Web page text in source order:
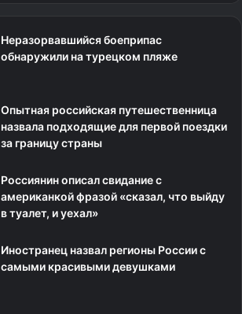
Неразорвавшийся боеприпас
обнаружили на турецком пляже
Опытная российская путешественница
назвала подходящие для первой поездки
за границу страны
Россиянин описал свидание с
американкой фразой «сказал, что выйду
в туалет, и уехал»
Иностранец назвал регионы России с
самыми красивыми девушками